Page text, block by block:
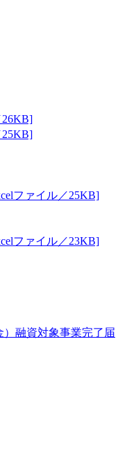
26KB]
25KB]
ファイル／25KB]
ファイル／23KB]
融資対象事業完了届